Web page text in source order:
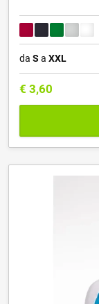
da S a XXL
€ 3,60